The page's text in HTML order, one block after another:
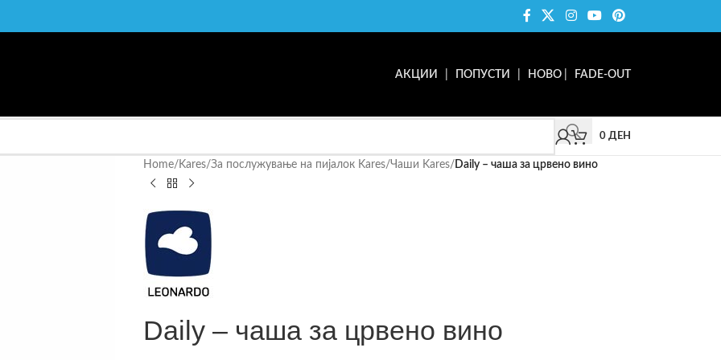
АКЦИИ ПОПУСТИ НОВО FADE-OUT
0 ДЕН
Home/ Kares/За послужување на пијалок Kares/Чаши Kares/ Daily – чаша за црвено вино
Daily – чаша за црвено вино